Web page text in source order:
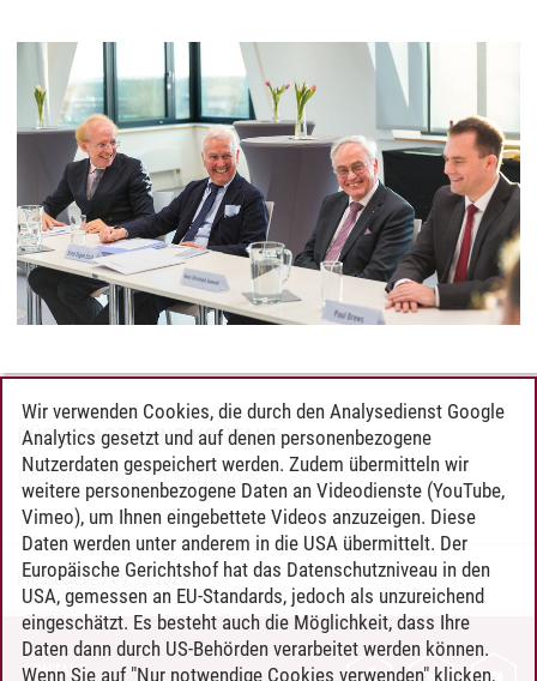
RÜCKFRAGEN UND KONTAKT
Dr.-Ing. Stephan Scheuner
Pressestelle/09.02.2026
KONTAKT
Wir verwenden Cookies, die durch den Analysedienst Google
Analytics gesetzt und auf denen personenbezogene
Nutzerdaten gespeichert werden. Zudem übermitteln wir
weitere personenbezogene Daten an Videodienste (YouTube,
Vimeo), um Ihnen eingebettete Videos anzuzeigen. Diese
Daten werden unter anderem in die USA übermittelt. Der
Europäische Gerichtshof hat das Datenschutzniveau in den
USA, gemessen an EU-Standards, jedoch als unzureichend
eingeschätzt. Es besteht auch die Möglichkeit, dass Ihre
Daten dann durch US-Behörden verarbeitet werden können.
Wenn Sie auf "Nur notwendige Cookies verwenden" klicken,